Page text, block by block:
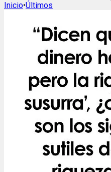
Inicio•Últimos